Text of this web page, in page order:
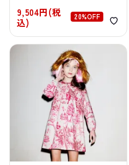
9,504円(税
込)
20%OFF